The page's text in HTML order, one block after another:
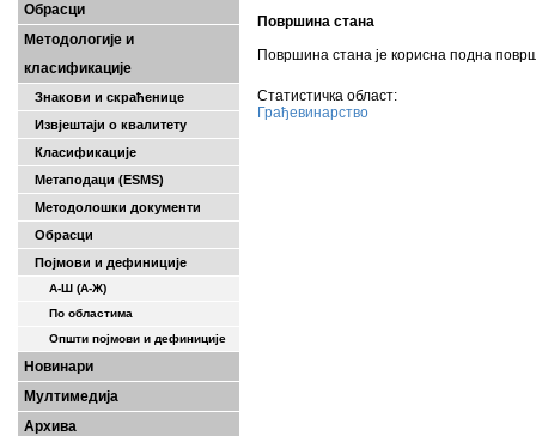
Обрасци
Методологије и
класификације
Знакови и скраћенице
Извјештаји о квалитету
Класификације
Метаподаци (ESMS)
Методолошки документи
Обрасци
Појмови и дефиниције
А-Ш (A-Ж)
По областима
Општи појмови и дефиниције
Новинари
Мултимедија
Архива
Површина стана
Површина стана је корисна подна
Статистичка област:
Грађевинарство